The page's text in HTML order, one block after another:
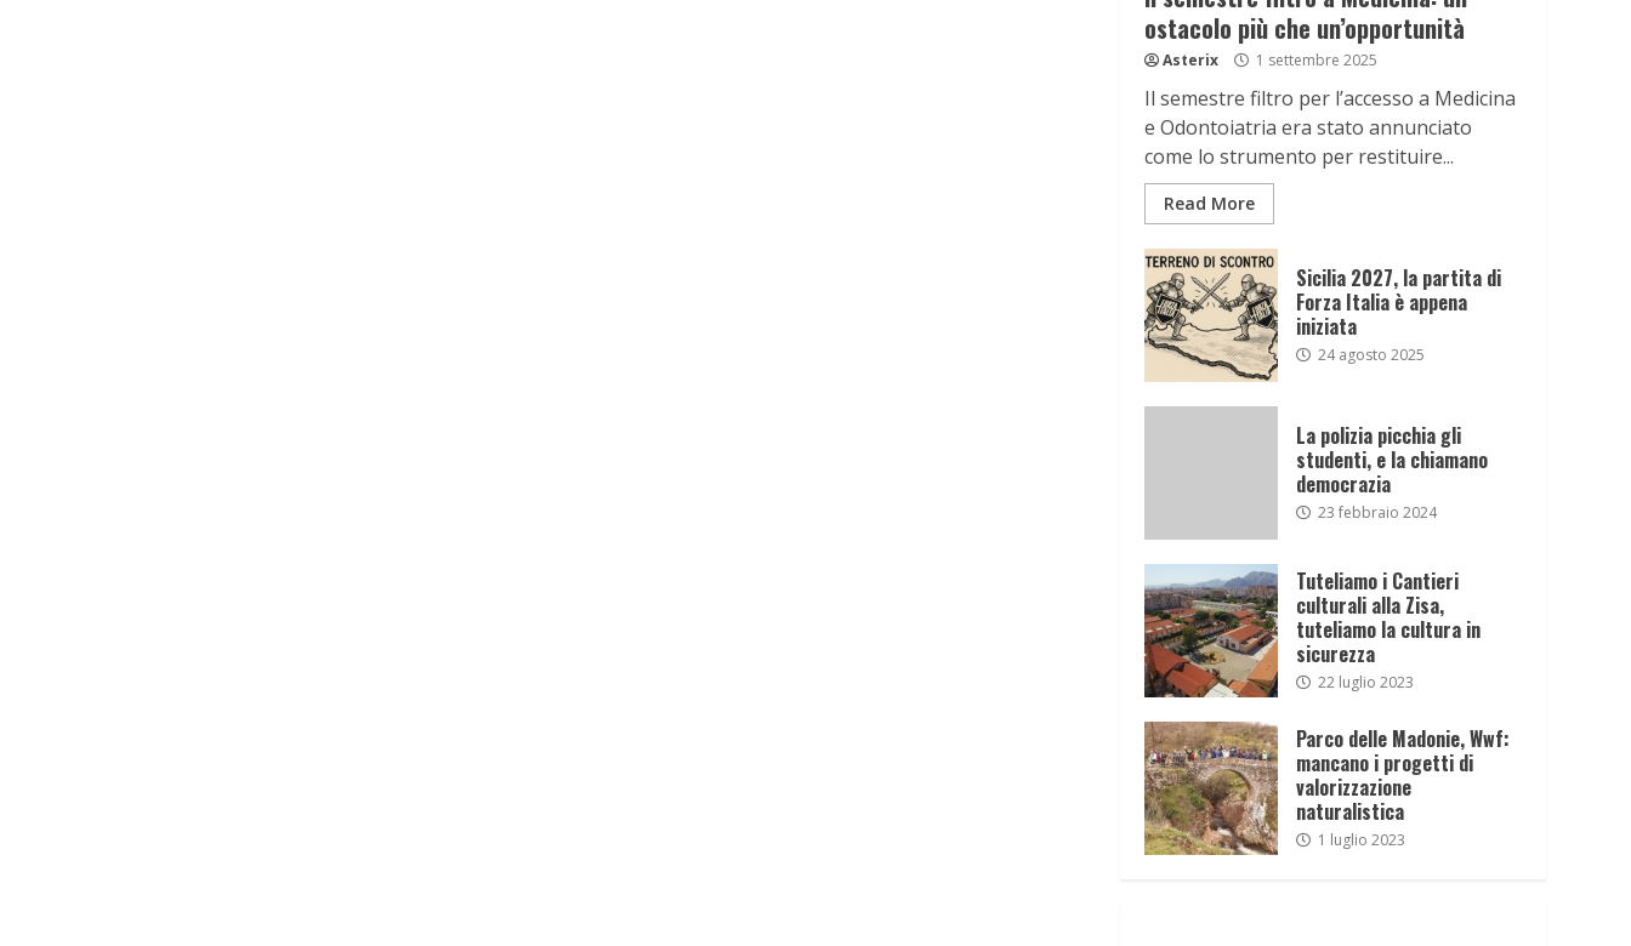
ostacolo più che un’opportunità
Asterix 1 settembre 2025
Il semestre filtro per l’accesso a Medicina
e Odontoiatria era stato annunciato
come lo strumento per restituire...
Read More
Sicilia 2027, la partita di
Forza Italia è appena
iniziata
24 agosto 2025
La polizia picchia gli
studenti, e la chiamano
democrazia
23 febbraio 2024
Tuteliamo i Cantieri
culturali alla Zisa,
tuteliamo la cultura in
sicurezza
22 luglio 2023
Parco delle Madonie, Wwf:
mancano i progetti di
valorizzazione
naturalistica
1 luglio 2023